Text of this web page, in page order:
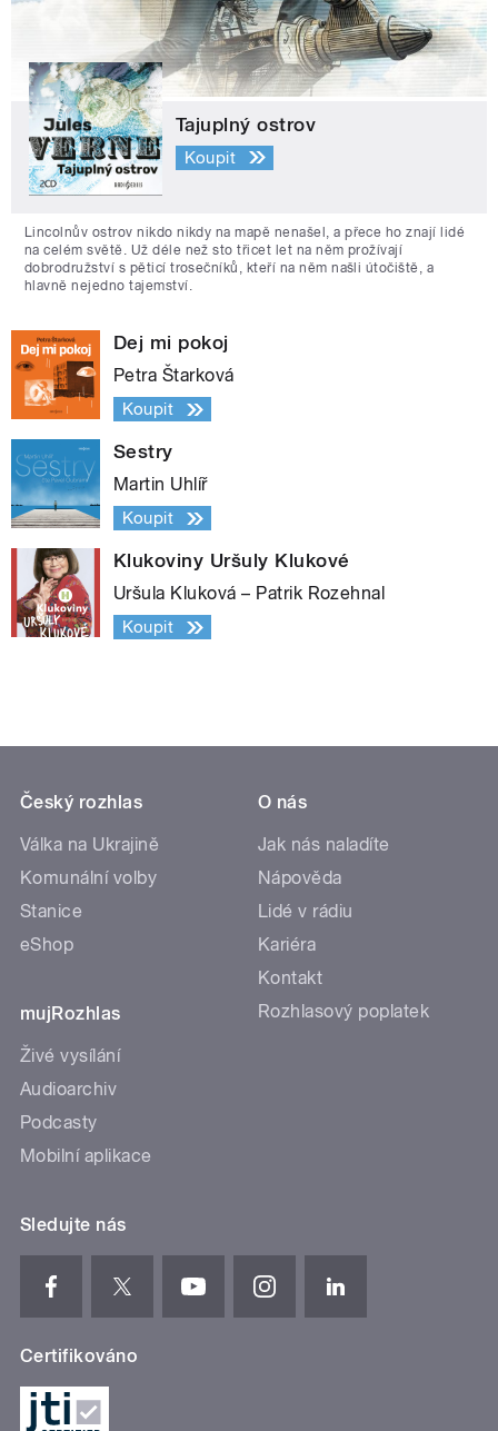
Tajuplný ostrov
Koupit
Lincolnův ostrov nikdo nikdy na mapě nenašel, a přece ho znají lidé
na celém světě. Už déle než sto třicet let na něm prožívají
dobrodružství s pěticí trosečníků, kteří na něm našli útočiště, a
hlavně nejedno tajemství.
Dej mi pokoj
Petra Štarková
Koupit
Sestry
Martin Uhlíř
Koupit
Klukoviny Uršuly Klukové
Uršula Kluková – Patrik Rozehnal
Koupit
Český rozhlas
Válka na Ukrajině
Komunální volby
Stanice
eShop
mujRozhlas
Živé vysílání
Audioarchiv
Podcasty
Mobilní aplikace
O nás
Jak nás naladíte
Nápověda
Lidé v rádiu
Kariéra
Kontakt
Rozhlasový poplatek
Sledujte nás
Certifikováno